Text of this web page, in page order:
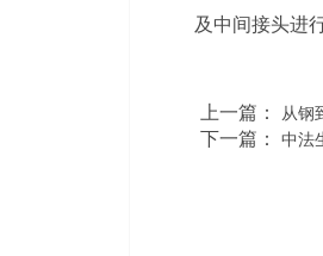
及中间接头进
上一篇： 从钢
下一篇： 中法